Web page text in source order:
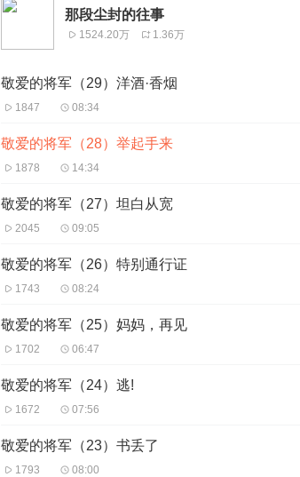
那段尘封的往事
1524.20万 1.36万
敬爱的将军（29）洋酒·香烟
1847 08:34
敬爱的将军（28）举起手来
1878 14:34
敬爱的将军（27）坦白从宽
2045 09:05
敬爱的将军（26）特别通行证
1743 08:24
敬爱的将军（25）妈妈，再见
1702 06:47
敬爱的将军（24）逃!
1672 07:56
敬爱的将军（23）书丢了
1793 08:00